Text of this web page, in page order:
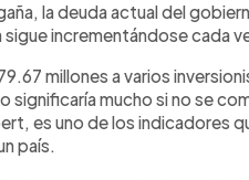
la deuda actual del
incrementándose cada
millones a varios
mucho si no se
es uno de los indicadores
país.